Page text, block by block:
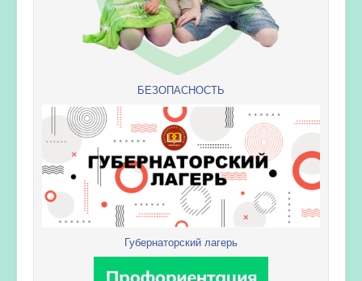
БЕЗОПАСНОСТЬ
Губернаторский лагерь